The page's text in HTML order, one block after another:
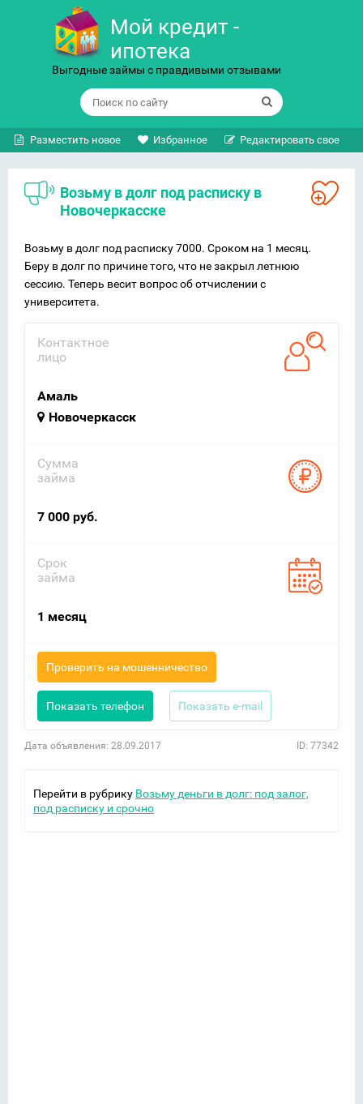
Мой кредит -
ипотека
Выгодные займы с правдивыми отзывами
Разместить новое Избранное Редактировать свое
Возьму в долг под расписку в
Новочеркасске
Возьму в долг под расписку 7000. Сроком на 1 месяц.
Беру в долг по причине того, что не закрыл летнюю
сессию. Теперь весит вопрос об отчислении с
университета.
Контактное
лицо
Амаль
Новочеркасск
Сумма
займа
7 000 руб.
Срок
займа
1 месяц
Проверить на мошенничество
Показать телефон Показать e-mail
Дата объявления: 28.09.2017 ID: 77342
Перейти в рубрику Возьму деньги в долг: под залог,
под расписку и срочно